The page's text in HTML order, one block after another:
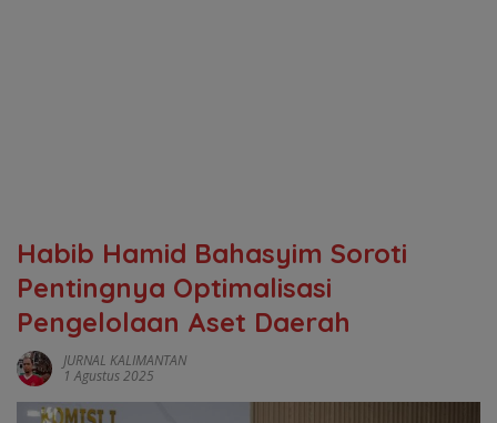
Habib Hamid Bahasyim Soroti
Pentingnya Optimalisasi
Pengelolaan Aset Daerah
JURNAL KALIMANTAN
1 Agustus 2025